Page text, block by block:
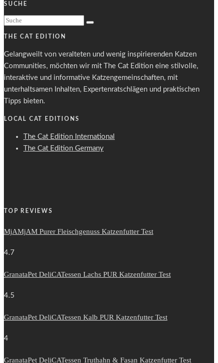
SUCHE
THE CAT EDITION
Gelangweilt von veralteten und wenig inspirierenden Katzen
Communities, möchten wir mit The Cat Edition eine stilvolle,
interaktive und informative Katzengemeinschaften, mit
unterhaltsamen Inhalten, Expertenratschlägen und praktischen
Tipps bieten.
LOCAL CAT EDITIONS
The Cat Edition International
The Cat Edition Germany
TOP REVIEWS
MjAMjAM Purer Fleischgenuss Katzenfutter Test
4.7
GranataPet DeliCATessen Lachs PUR Katzenfutter Test
4.5
GranataPet DeliCATessen Kalb PUR Katzenfutter Test
4
GranataPet DeliCATessen Truthahn & Fasan Katzenfutter Test